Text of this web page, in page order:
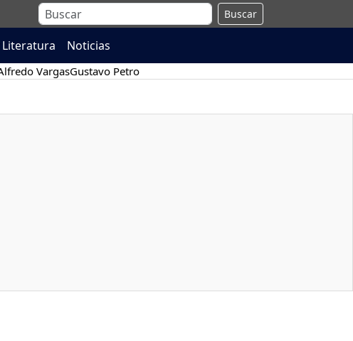
Buscar
Noticias
VargasGustavo Petro